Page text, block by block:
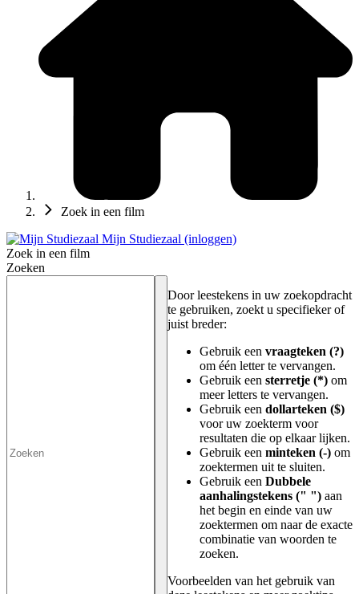
Zoek in een film
Mijn Studiezaal (inloggen)
Zoek in een film
Zoeken
Door leestekens in uw zoekopdracht
te gebruiken, zoekt u specifieker of
juist breder:
Gebruik een vraagteken (?)
om één letter te vervangen.
Gebruik een sterretje (*) om
meer letters te vervangen.
Gebruik een dollarteken ($)
voor uw zoekterm voor
resultaten die op elkaar lijken.
Gebruik een minteken (-) om
zoektermen uit te sluiten.
Gebruik een Dubbele
aanhalingstekens (" ") aan
het begin en einde van uw
zoektermen om naar de exacte
combinatie van woorden te
zoeken.
Voorbeelden van het gebruik van